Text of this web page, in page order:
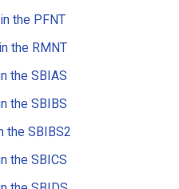
the PFNT
the RMNT
the SBIAS
the SBIBS
the SBIBS2
the SBICS